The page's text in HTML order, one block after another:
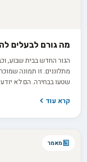
מה גורם לבעלים
הגור החדש בבית שבוע,
מתלוננים. זו תמונה
שטעו בבחירה. הם לא
הן ששביעות רצון ארוכת
קרא עוד
מאמר